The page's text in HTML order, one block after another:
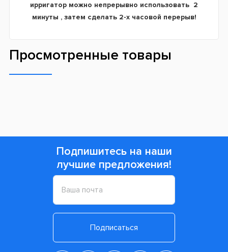
ирригатор можно непрерывно использовать 2
минуты , затем сделать 2-х часовой перерыв!
Просмотренные товары
Подпишитесь на наши
лучшие предложения!
Подписаться